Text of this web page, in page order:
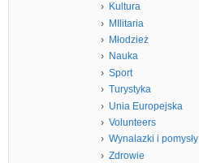
Kultura
MIlitaria
Młodzież
Nauka
Sport
Turystyka
Unia Europejska
Volunteers
Wynalazki i pomysły
Zdrowie